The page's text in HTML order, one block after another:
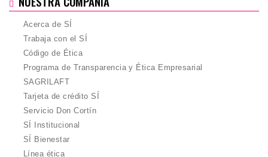
Acerca de SÍ
Trabaja con el SÍ
Código de Ética
Programa de Transparencia y Ética Empresarial
SAGRILAFT
Tarjeta de crédito SÍ
Servicio Don Cortín
SÍ Institucional
SÍ Bienestar
Línea ética